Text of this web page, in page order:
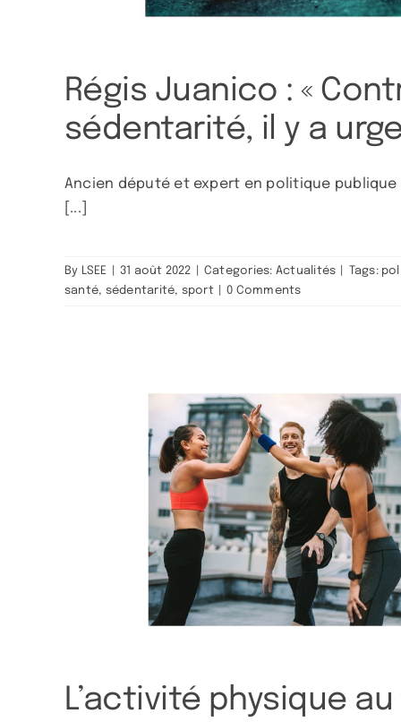
Régis Juanico : «
sédentarité, il y a
Ancien député et expert en politique
[...]
By LSEE 31 août 2022 Categories: Actualités Tags:
santé, sédentarité, sport 0 Comments
L’activité physique